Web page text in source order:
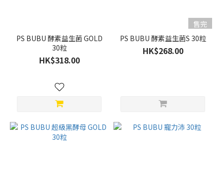
PS BUBU 酵素益生菌 GOLD
30粒
HK$318.00
售完
PS BUBU 酵素益生菌S 30粒
HK$268.00